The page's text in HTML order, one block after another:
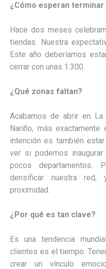
¿Cómo esperan terminar
Hace dos meses
tiendas. Nuestra
Este año deberíamos
cerrar con unas 1.300.
¿Qué zonas faltan?
Acabamos de abrir en La
Nariño, más
intención es también
ver si podemos inaugurar
pocos departamentos.
densificar nuestra
proximidad.
¿Por qué es tan clave?
Es una tendencia
clientes es el tiempo.
crear un vínculo